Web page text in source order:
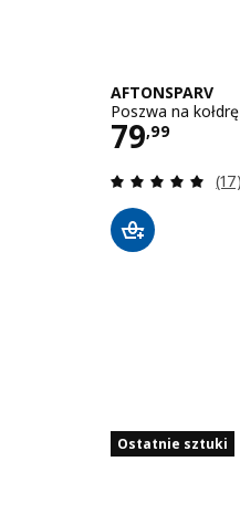
AFTONSPARV
Poszwa na
79,99
Cena
(17)
Ostatnie sztuki